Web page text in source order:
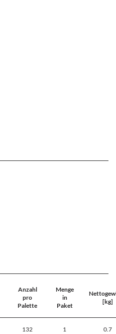
Anzahl
pro
Palette
Menge
in
Paket
[kg]
132 1 0.7